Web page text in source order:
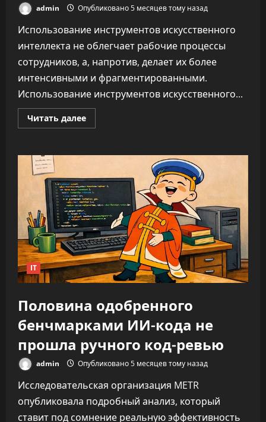
admin Опубликовано 5 месяцев тому назад
Использование инструментов искусственного
интеллекта не облегчает рабочие процессы
сотрудников, а, напротив, делает их более
интенсивными и фрагментированными.
Использование инструментов искусственного...
Читать далееПрочитать
больше
а
увеличивает
время
на
каждую
задачу
—
до
346%
IT
Половина одобренного
бенчмарками ИИ-кода не
прошла ручного код-ревью
admin Опубликовано 5 месяцев тому назад
Исследовательская организация METR
опубликовала подробный анализ, который
ставит под сомнение реальную эффективность